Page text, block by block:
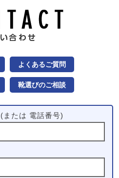
よくあるご質問
靴選びのご相談
または 電話番号)